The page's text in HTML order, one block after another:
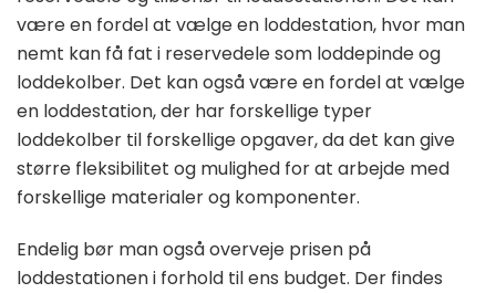
være en fordel at vælge en loddestation, hvor man
nemt kan få fat i reservedele som loddepinde og
loddekolber. Det kan også være en fordel at vælge
en loddestation, der har forskellige typer
loddekolber til forskellige opgaver, da det kan give
større fleksibilitet og mulighed for at arbejde med
forskellige materialer og komponenter.
Endelig bør man også overveje prisen på
loddestationen i forhold til ens budget. Der findes